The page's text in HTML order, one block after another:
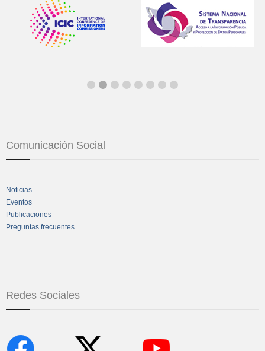
Comunicación Social
Noticias
Eventos
Publicaciones
Preguntas frecuentes
Redes Sociales